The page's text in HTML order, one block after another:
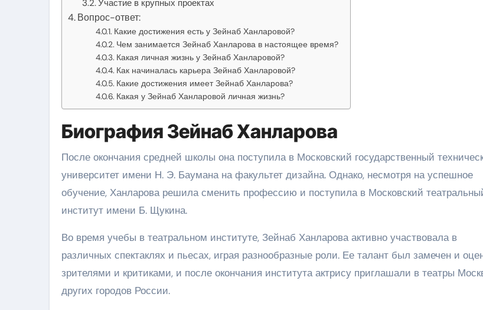
Участие в крупных проектах
Вопрос-ответ:
Какие достижения есть у Зейнаб Ханларовой?
Чем занимается Зейнаб Ханларова в настоящее время?
Какая личная жизнь у Зейнаб Ханларовой?
Как начиналась карьера Зейнаб Ханларовой?
Какие достижения имеет Зейнаб Ханларова?
Какая у Зейнаб Ханларовой личная жизнь?
Биография Зейнаб Ханларова
После окончания средней школы она поступила в Московский государственный
университет имени Н. Э. Баумана на факультет дизайна. Однако, несмотря на успешное
обучение, Ханларова решила сменить профессию и поступила в Московский
институт имени Б. Щукина.
Во время учебы в театральном институте, Зейнаб Ханларова активно участвовала в
различных спектаклях и пьесах, играя разнообразные роли. Ее талант был замечен и
зрителями и критиками, и после окончания института актрису приглашали в театры
других городов России.